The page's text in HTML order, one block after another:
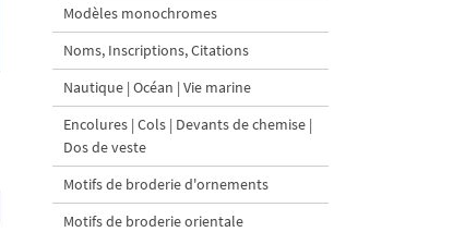
Modèles monochromes
Noms, Inscriptions, Citations
Nautique | Océan | Vie marine
Encolures | Cols | Devants de chemise |
Dos de veste
Motifs de broderie d'ornements
Motifs de broderie orientale